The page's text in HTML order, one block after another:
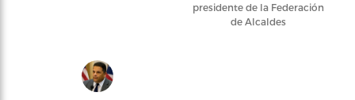
presidente de la Federación
de Alcaldes